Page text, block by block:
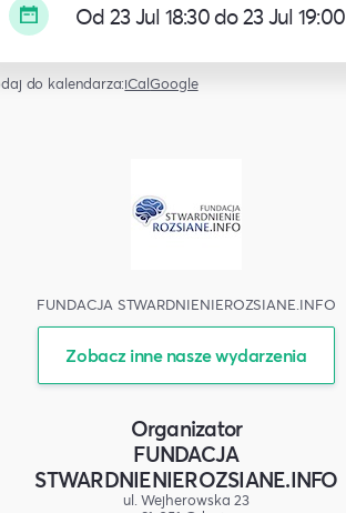
Od 23 Jul 18:30 do 23 Jul 19:00
do kalendarza:iCalGoogle
FUNDACJA STWARDNIENIEROZSIANE.INFO
Zobacz inne nasze wydarzenia
Organizator
FUNDACJA
STWARDNIENIEROZSIANE.INFO
ul. Wejherowska 23